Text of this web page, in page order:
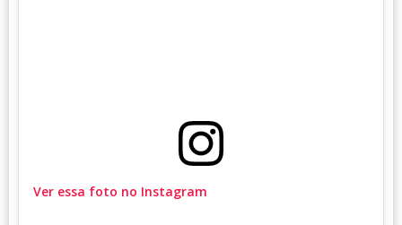
Ver essa foto no Instagram